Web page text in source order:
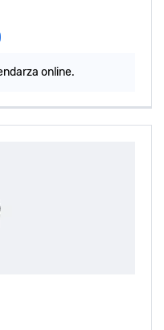
online.